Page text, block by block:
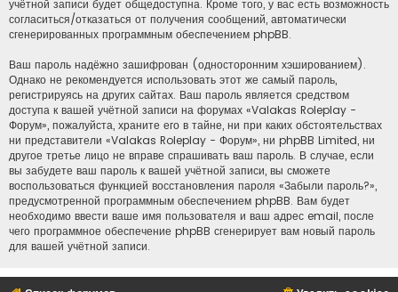
учётной записи будет общедоступна. Кроме того, у вас есть возможность
согласиться/отказаться от получения сообщений, автоматически
сгенерированных программным обеспечением phpBB.
Ваш пароль надёжно зашифрован (односторонним хэшированием).
Однако не рекомендуется использовать этот же самый пароль,
регистрируясь на других сайтах. Ваш пароль является средством
доступа к вашей учётной записи на форумах «Valakas Roleplay -
Форум», пожалуйста, храните его в тайне, ни при каких обстоятельствах
ни представители «Valakas Roleplay - Форум», ни phpBB Limited, ни
другое третье лицо не вправе спрашивать ваш пароль. В случае, если
вы забудете ваш пароль к вашей учётной записи, вы сможете
воспользоваться функцией восстановления пароля «Забыли пароль?»,
предусмотренной программным обеспечением phpBB. Вам будет
необходимо ввести ваше имя пользователя и ваш адрес email, после
чего программное обеспечение phpBB сгенерирует вам новый пароль
для вашей учётной записи.